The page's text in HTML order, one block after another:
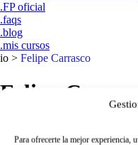
Para ofrecerte la mejor experiencia,
.FP oficial
.faqs
.blog
.mis cursos
> Felipe Carrasco
Felipe